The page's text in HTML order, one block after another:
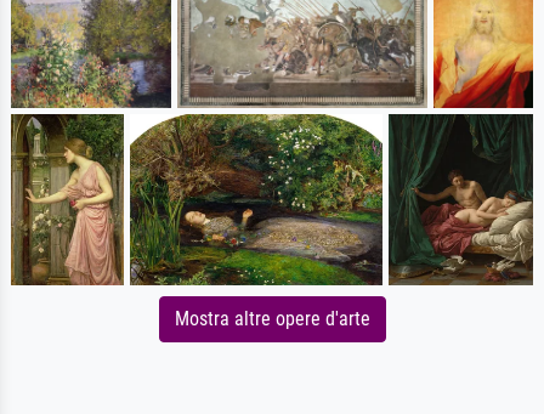
Mostra altre opere d'arte